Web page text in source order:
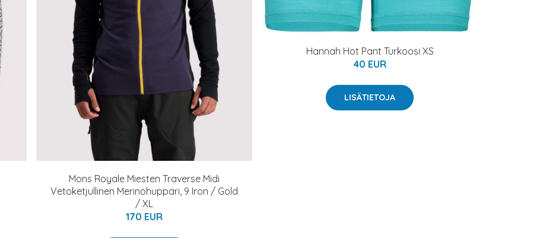
Mons Royale Miesten Traverse Midi
Vetoketjullinen Merinohuppari, 9 Iron / Gold
/ XL
170 EUR
Hannah Hot Pant Turkoosi XS
40 EUR
LISÄTIETOJA